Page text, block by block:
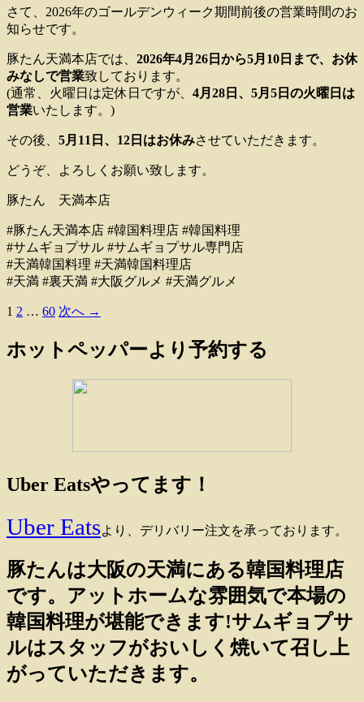
さて、2026年のゴールデンウィーク期間前後の営業時間のお
知らせです。
豚たん天満本店では、 2026年4月26日から5月10日まで、お休
みなしで営業致しております。
(通常、火曜日は定休日ですが、 4月28日、5月5日の火曜日は
営業いたします。)
その後、 5月11日、12日はお休みさせていただきます。
どうぞ、よろしくお願い致します。
豚たん 天満本店
#豚たん天満本店 #韓国料理店 #韓国料理
#サムギョプサル #サムギョプサル専門店
#天満韓国料理 #天満韓国料理店
#天満 #裏天満 #大阪グルメ #天満グルメ
投
稿
ョ
ン
1 2 … 60 次へ →
ホットペッパーより予約する
Uber Eatsやってます！
Uber Eatsより、デリバリー注文を承っております。
豚たんは大阪の天満にある韓国料理店
です。アットホームな雰囲気で本場の
韓国料理が堪能できます!サムギョプサ
ルはスタッフがおいしく焼いて召し上
がっていただきます。